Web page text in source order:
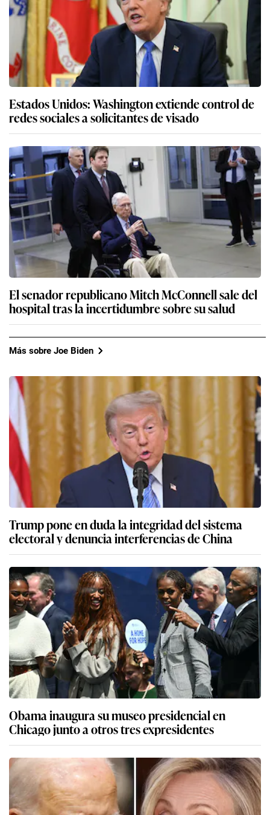
Estados Unidos: Washington extiende control de
redes sociales a solicitantes de visado
El senador republicano Mitch McConnell sale del
hospital tras la incertidumbre sobre su salud
Más sobre Joe Biden
Trump pone en duda la integridad del sistema
electoral y denuncia interferencias de China
Obama inaugura su museo presidencial en
Chicago junto a otros tres expresidentes